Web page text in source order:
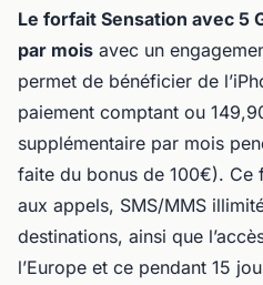
Le forfait Sensation avec 5
par mois avec un
permet de bénéficier de
paiement comptant ou
supplémentaire par mois
faite du bonus de 100€). Ce
aux appels, SMS/MMS
destinations, ainsi que
l’Europe et ce pendant 15